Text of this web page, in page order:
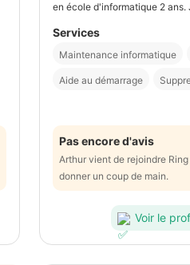
en école d'informatique 2 ans.
Services
Maintenance informatique
Aide au démarrage
Pas encore d'avis
Arthur vient de rejoindre
donner un coup de main.
Voir le